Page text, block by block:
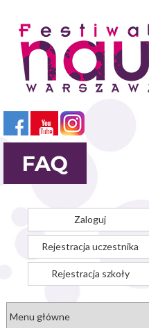
treści
Zaloguj
Rejestracja uczestnika
Rejestracja szkoły